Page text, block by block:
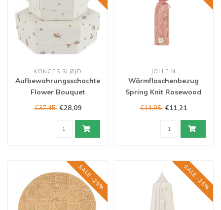
KONGES SLØJD
Aufbewahrungsschachteln
Flower Bouquet
€37,45 €28,09
JOLLEIN
Wärmflaschenbezug
Spring Knit Rosewood
€14,95 €11,21
SALE -25% SALE -25%